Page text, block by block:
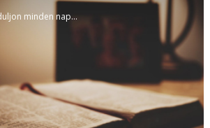
minden nap...